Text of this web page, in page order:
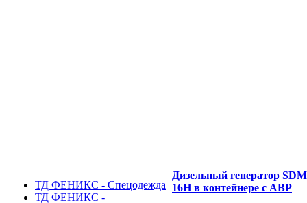
ТД ФЕНИКС - Спецодежда
ТД ФЕНИКС -
Дизельный генератор
16H в контейнере с АВР